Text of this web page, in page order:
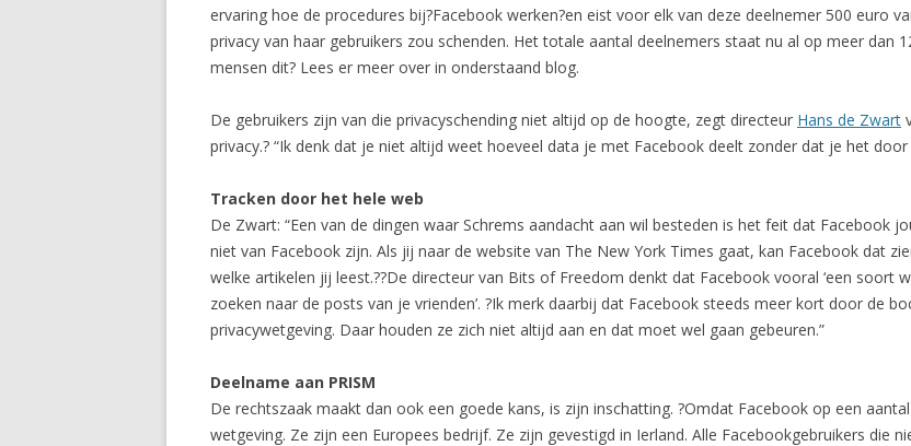
ervaring hoe de procedures bij?Facebook werken?en eist voor elk van deze deelnemer 500 euro
privacy van haar gebruikers zou schenden. Het totale aantal deelnemers staat nu al op meer dan
mensen dit? Lees er meer over in onderstaand blog.
De gebruikers zijn van die privacyschending niet altijd op de hoogte, zegt directeur Hans de Zwart
privacy.? “Ik denk dat je niet altijd weet hoeveel data je met Facebook deelt zonder dat je het door
Tracken door het hele web
De Zwart: “Een van de dingen waar Schrems aandacht aan wil besteden is het feit dat Facebook
niet van Facebook zijn. Als jij naar de website van The New York Times gaat, kan Facebook dat
welke artikelen jij leest.??De directeur van Bits of Freedom denkt dat Facebook vooral ‘een soort
zoeken naar de posts van je vrienden’. ?Ik merk daarbij dat Facebook steeds meer kort door de
privacywetgeving. Daar houden ze zich niet altijd aan en dat moet wel gaan gebeuren.”
Deelname aan PRISM
De rechtszaak maakt dan ook een goede kans, is zijn inschatting. ?Omdat Facebook op een
wetgeving. Ze zijn een Europees bedrijf. Ze zijn gevestigd in Ierland. Alle Facebookgebruikers die